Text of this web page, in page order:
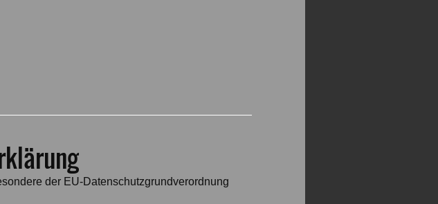
der EU-Datenschutzgrundverordnung